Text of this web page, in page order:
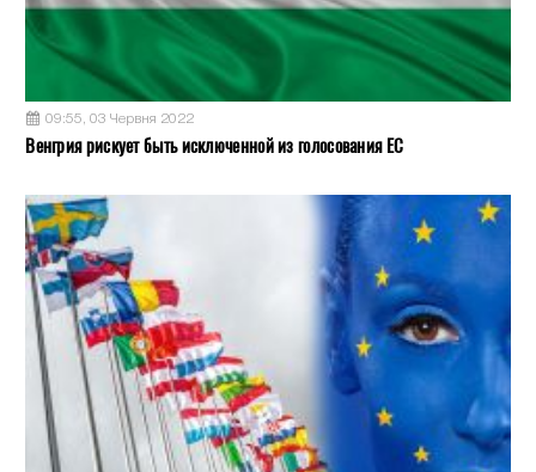
09:55, 03 Червня 2022
Венгрия рискует быть исключенной из голосования ЕС